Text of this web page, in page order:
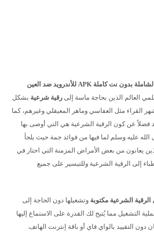
الرقية الشرعية الشاملة بدون نت كاملة APK للأندرويد ضد العين
العالم الذين بحاجة ماسة إلى رقية شرعية بشكل
القراء مثل العفاسي وماهر المعيقلي وغيرهم، كما
فضلاً عن كون الرقية الشرعية هي التي أوصى بها
الله عليه وسلم لما فيها من فوائد جمة حيث يلجأ
يعانون من بعض الأمراض المزمنة التي احتار في
إلى الرقية الشرعية وللتيسير على جميع
الرقية الشرعية مكتوبة وتشغيلها دون الحاجة إلى
عملية التشغيل مما يُتيح لك القدرة على الاستماع إليها
التقييد بالواي فاي أو باقة إنترنت الهاتف.